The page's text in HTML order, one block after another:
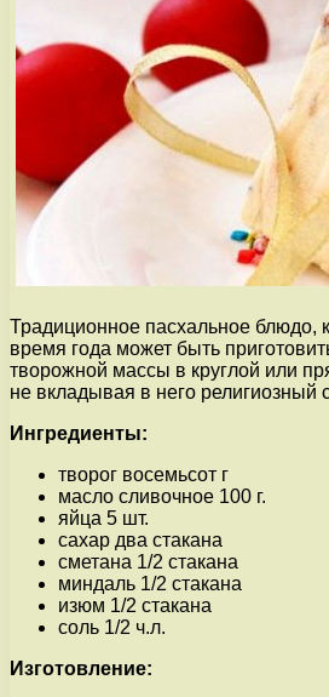
Традиционное пасхальное блюдо,
время года может быть
творожной массы в круглой или
не вкладывая в него религиозный
Ингредиенты:
творог восемьсот г
масло сливочное 100 г.
яйца 5 шт.
сахар два стакана
сметана 1/2 стакана
миндаль 1/2 стакана
изюм 1/2 стакана
соль 1/2 ч.л.
Изготовление: